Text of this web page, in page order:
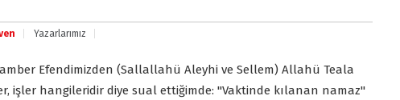
Yazarlarımız
Efendimizden (Sallallahü Aleyhi ve Sellem) Allahü Teala
işler hangileridir diye sual ettiğimde: "Vaktinde kılanan namaz"